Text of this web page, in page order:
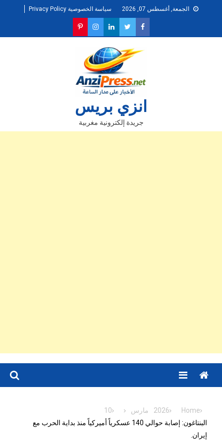
الجمعة, أغسطس 07, 2026 سياسة الخصوصية Privacy Policy
انزي بريس
جريدة إلكترونية مغربية
Menu
Home
2026 مارس
10
البنتاغون: إصابة حوالي 140 عسكرياً أميركياً منذ بداية الحرب مع
إيران.